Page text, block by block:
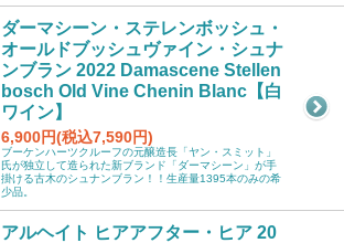
ダーマシーン・ステレンボッシュ・
オールドブッシュヴァイン・シュナ
ンブラン 2022 Damascene Stellen
bosch Old Vine Chenin Blanc【白
ワイン】
6,900円(税込7,590円)
ブーケンハーツクルーフの元醸造長「ヤン・スミット」
氏が独立して造られた新ブランド「ダーマシーン」が手
掛ける古木のシュナンブラン！！生産量1395本のみの希
少品。
アルヘイト ヒアアフター・ヒア 20